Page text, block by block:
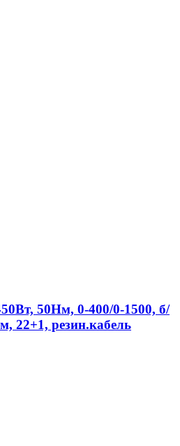
50Нм, 0-400/0-1500, б/
22+1, резин.кабель